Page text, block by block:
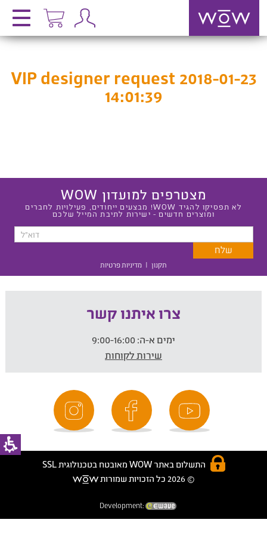
VIP designer request 2018-01-23
14:01:39
מצטרפים למועדון WOW
לא תפסיקו להגיד WOW! מבצעים ייחודים, פעילויות לחברים
ומוצרים חדשים - ישירות לתיבת המייל שלכם
תקנון | מדיניות פרטיות
צרו איתנו קשר
ימים א-ה:
שירות לקוחות
התשלום באתר WOW מאובטח בטכנולוגית SSL
© 2026 כל הזכויות שמורות
Development: